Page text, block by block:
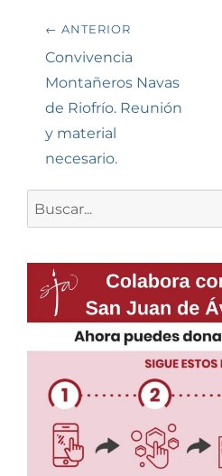
Navegación
de
entradas
← ANTERIOR
Entrada
anterior:
Convivencia
Montañeros Navas
de Riofrío. Reunión
y material
necesario.